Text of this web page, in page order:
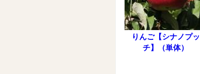
りんご【シナノプッ
チ】（単体）